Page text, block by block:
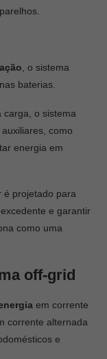
, o sistema
baterias.
carga, o sistema
como
energia em
é projetado para
e garantir
como uma
off-grid
em corrente
corrente alternada
e